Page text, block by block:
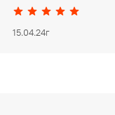
15.04.24г